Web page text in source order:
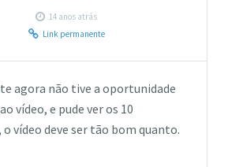
14 anos atrás
Link permanente
agora não tive a oportunidade
vídeo, e pude ver os 10
vídeo deve ser tão bom quanto.